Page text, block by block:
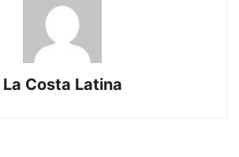
La Costa Latina